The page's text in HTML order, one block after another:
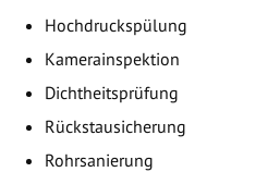
Hochdruckspülung
Kamerainspektion
Dichtheitsprüfung
Rückstausicherung
Rohrsanierung